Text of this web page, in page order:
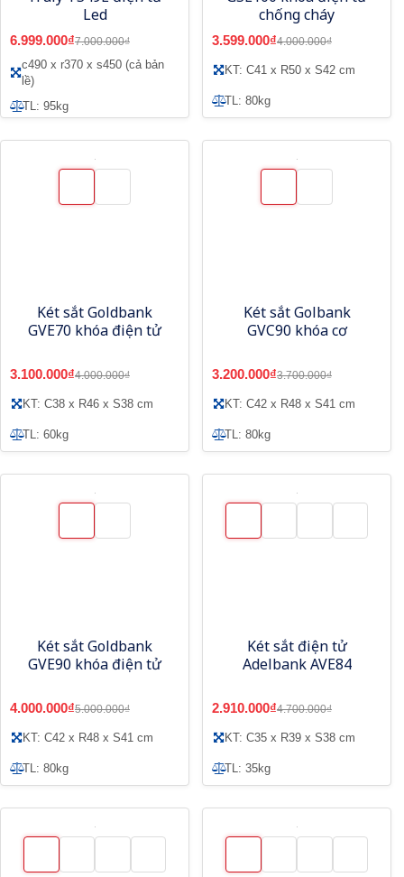
Led
6.999.000₫7.000.000₫
c490 x r370 x s450 (cả bản
lề)
TL: 95kg
chống cháy
3.599.000₫4.000.000₫
KT: C41 x R50 x S42 cm
TL: 80kg
Két sắt Goldbank
GVE70 khóa điện tử
3.100.000₫4.000.000₫
KT: C38 x R46 x S38 cm
TL: 60kg
Két sắt Golbank
GVC90 khóa cơ
3.200.000₫3.700.000₫
KT: C42 x R48 x S41 cm
TL: 80kg
Két sắt Goldbank
GVE90 khóa điện tử
4.000.000₫5.000.000₫
KT: C42 x R48 x S41 cm
TL: 80kg
Két sắt điện tử
Adelbank AVE84
2.910.000₫4.700.000₫
KT: C35 x R39 x S38 cm
TL: 35kg